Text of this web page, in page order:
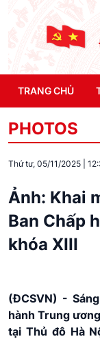
TRANG CHỦ
PHOTOS
Thứ tư, 05/11/2025
Ảnh: Khai
Ban Chấp
khóa XIII
(ĐCSVN) -
hành Trung
tại Thủ đô Hà